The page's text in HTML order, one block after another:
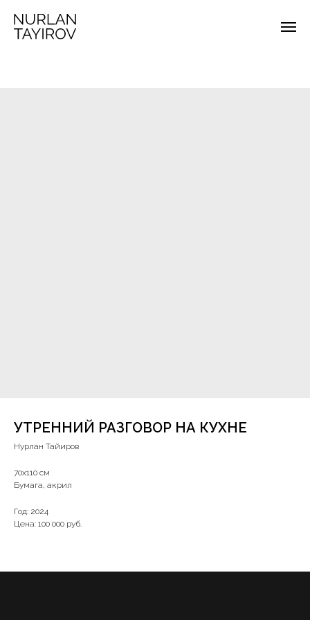
УТРЕННИЙ РАЗГОВОР НА КУХНЕ
Нурлан Тайиров
70х110 см
Бумага, акрил
Год: 2024
Цена: 100 000 руб.